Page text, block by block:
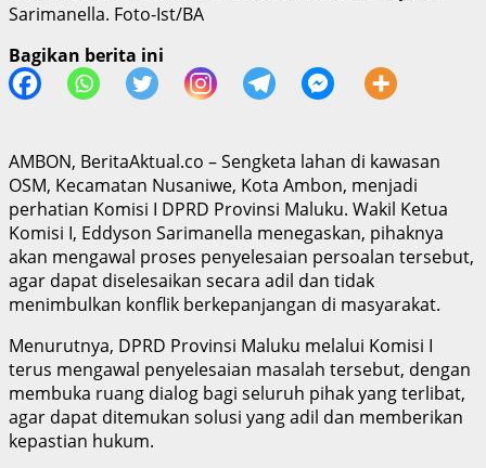
Sarimanella. Foto-Ist/BA
Bagikan berita ini
AMBON, BeritaAktual.co – Sengketa lahan di kawasan
OSM, Kecamatan Nusaniwe, Kota Ambon, menjadi
perhatian Komisi I DPRD Provinsi Maluku. Wakil Ketua
Komisi I, Eddyson Sarimanella menegaskan, pihaknya
akan mengawal proses penyelesaian persoalan tersebut,
agar dapat diselesaikan secara adil dan tidak
menimbulkan konflik berkepanjangan di masyarakat.
Menurutnya, DPRD Provinsi Maluku melalui Komisi I
terus mengawal penyelesaian masalah tersebut, dengan
membuka ruang dialog bagi seluruh pihak yang terlibat,
agar dapat ditemukan solusi yang adil dan memberikan
kepastian hukum.